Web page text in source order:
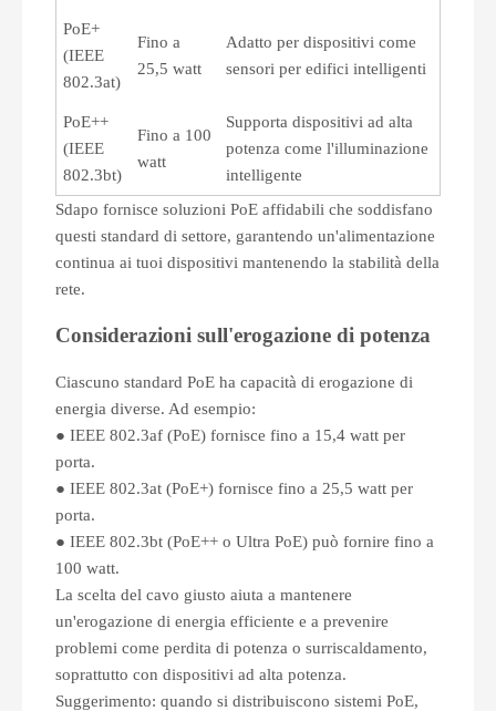
PoE+
(IEEE
802.3at)
Fino a
25,5 watt
Adatto per dispositivi come
sensori per edifici intelligenti
PoE++
(IEEE
802.3bt)
Fino a 100
watt
Supporta dispositivi ad alta
potenza come l'illuminazione
intelligente
Sdapo fornisce soluzioni PoE affidabili che soddisfano
questi standard di settore, garantendo un'alimentazione
continua ai tuoi dispositivi mantenendo la stabilità della
rete.
Considerazioni sull'erogazione di potenza
Ciascuno standard PoE ha capacità di erogazione di
energia diverse. Ad esempio:
● IEEE 802.3af (PoE) fornisce fino a 15,4 watt per
porta.
● IEEE 802.3at (PoE+) fornisce fino a 25,5 watt per
porta.
● IEEE 802.3bt (PoE++ o Ultra PoE) può fornire fino a
100 watt.
La scelta del cavo giusto aiuta a mantenere
un'erogazione di energia efficiente e a prevenire
problemi come perdita di potenza o surriscaldamento,
soprattutto con dispositivi ad alta potenza.
Suggerimento: quando si distribuiscono sistemi PoE,